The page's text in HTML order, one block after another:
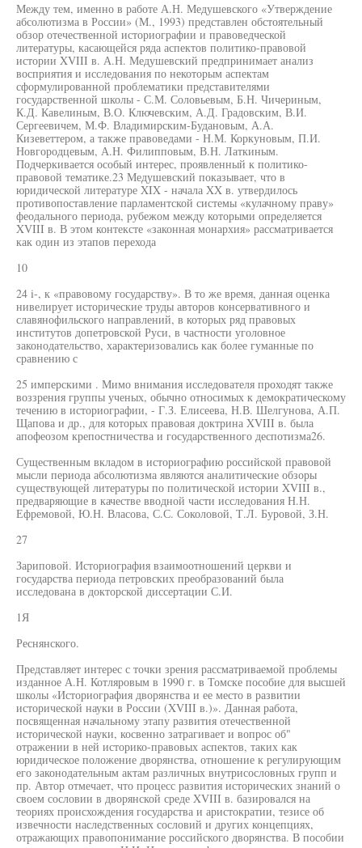
Между тем, именно в работе А.Н. Медушевского «Утверждение
абсолютизма в России» (М., 1993) представлен обстоятельный
обзор отечественной историографии и правоведческой
литературы, касающейся ряда аспектов политико-правовой
истории XVIII в. А.Н. Медушевский предпринимает анализ
восприятия и исследования по некоторым аспектам
сформулированной проблематики представителями
государственной школы - С.М. Соловьевым, Б.Н. Чичериным,
К.Д. Кавелиным, В.О. Ключевским, А.Д. Градовским, В.И.
Сергеевичем, М.Ф. Владимирским-Будановым, А.А.
Кизеветтером, а также правоведами - Н.М. Коркуновым, П.И.
Новгородцевым, А.Н. Филипповым, В.Н. Латкиным.
Подчеркивается особый интерес, проявленный к политико-
правовой тематике.23 Медушевский показывает, что в
юридической литературе XIX - начала XX в. утвердилось
противопоставление парламентской системы «кулачному праву»
феодального периода, рубежом между которыми определяется
XVIII в. В этом контексте «законная монархия» рассматривается
как один из этапов перехода
10
24 i-, к «правовому государству». В то же время, данная оценка
нивелирует исторические труды авторов консервативного и
славянофильского направлений, в которых ряд правовых
институтов допетровской Руси, в частности уголовное
законодательство, характеризовались как более гуманные по
сравнению с
25 имперскими . Мимо внимания исследователя проходят также
воззрения группы ученых, обычно относимых к демократическому
течению в историографии, - Г.З. Елисеева, Н.В. Шелгунова, А.П.
Щапова и др., для которых правовая доктрина XVIII в. была
апофеозом крепостничества и государственного деспотизма26.
Существенным вкладом в историографию российской правовой
мысли периода абсолютизма являются аналитические обзоры
существующей литературы по политической истории XVIII в.,
предваряющие в качестве вводной части исследования Н.Н.
Ефремовой, Ю.Н. Власова, С.С. Соколовой, Т.Л. Буровой, З.Н.
27
Зариповой. Историография взаимоотношений церкви и
государства периода петровских преобразований была
исследована в докторской диссертации С.И.
1Я
Реснянского.
Представляет интерес с точки зрения рассматриваемой проблемы
изданное А.Н. Котляровым в 1990 г. в Томске пособие для высшей
школы «Историография дворянства и ее место в развитии
исторической науки в России (XVIII в.)». Данная работа,
посвященная начальному этапу развития отечественной
исторической науки, косвенно затрагивает и вопрос об"
отражении в ней историко-правовых аспектов, таких как
юридическое положение дворянства, отношение к регулирующим
его законодательным актам различных внутрисословных групп и
пр. Автор отмечает, что процесс развития исторических знаний о
своем сословии в дворянской среде XVIII в. базировался на
теориях происхождения государства и аристократии, тезисе об
извечности наследственных сословий и других концепциях,
отражающих правопонимание российского дворянства. В пособии